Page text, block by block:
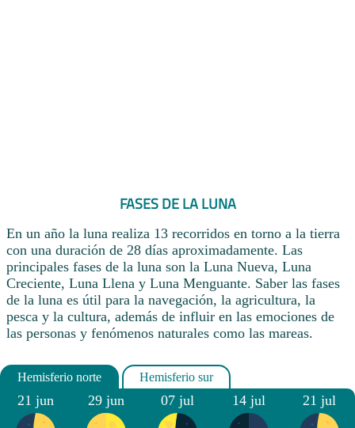
FASES DE LA LUNA
En un año la luna realiza 13 recorridos en torno a la tierra
con una duración de 28 días aproximadamente. Las
principales fases de la luna son la Luna Nueva, Luna
Creciente, Luna Llena y Luna Menguante. Saber las fases
de la luna es útil para la navegación, la agricultura, la
pesca y la cultura, además de influir en las emociones de
las personas y fenómenos naturales como las mareas.
21 jun 29 jun 07 jul 14 jul 21 jul